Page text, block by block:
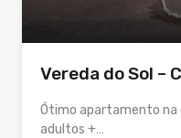
Vereda do Sol –
Ótimo apartamento na
adultos +…